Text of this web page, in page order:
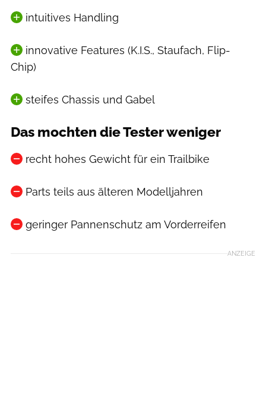
intuitives Handling
innovative Features (K.I.S., Staufach, Flip-
Chip)
steifes Chassis und Gabel
Das mochten die Tester weniger
recht hohes Gewicht für ein Trailbike
Parts teils aus älteren Modelljahren
geringer Pannenschutz am Vorderreifen
ANZEIGE